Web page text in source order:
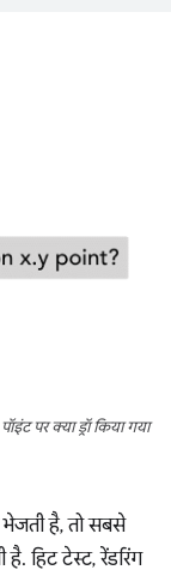
पर क्या ड्रॉ किया गया
है, तो सबसे
हिट टेस्ट, रेंडरिंग